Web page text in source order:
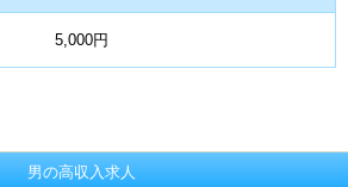
5,000円
男の高収入求人